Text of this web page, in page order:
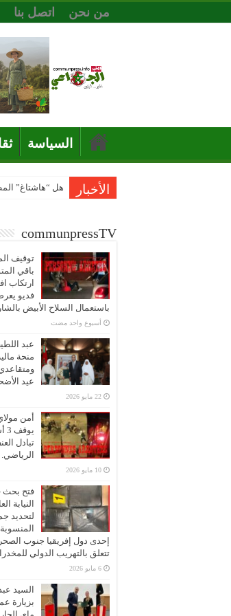
من نحن اتصل بنا
السياسة
الأخبار هل “هاشتاغ”
communpressTV
توقيف
باقي
ارتكاب
فديو
باستعمال السلاح الأبيض
‏أسبوع واحد مضت
عبد
منحة
عيد
22 مايو 2026
أمن
تبادل
الرياضي.
10 مايو 2026
فتح
النيابة
لتحديد
إحدى دول إفريقيا جنوب
تتعلق بالتهريب الدولي
6 مايو 2026
السيد